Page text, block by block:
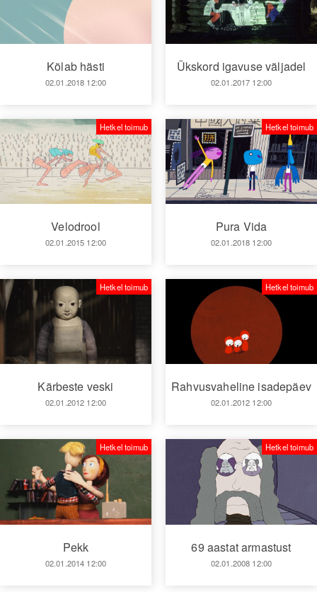
Kõlab hästi
02.01.2018 12:00
Ükskord igavuse väljadel
02.01.2017 12:00
Velodrool
02.01.2015 12:00
Hetkel toimub
Pura Vida
02.01.2018 12:00
Hetkel toimub
Kärbeste veski
02.01.2012 12:00
Hetkel toimub
Rahvusvaheline isadepäev
02.01.2012 12:00
Hetkel toimub
Pekk
02.01.2014 12:00
Hetkel toimub
69 aastat armastust
02.01.2008 12:00
Hetkel toimub